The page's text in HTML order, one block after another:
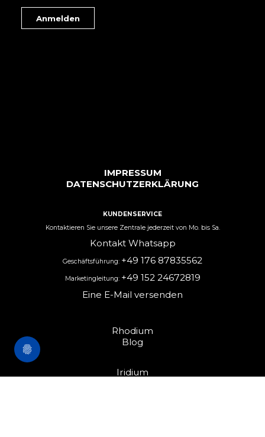
Anmelden
IMPRESSUM
DATENSCHUTZERKLÄRUNG
KUNDENSERVICE
Kontaktieren Sie unsere Zentrale jederzeit von Mo. bis Sa.
Kontakt Whatsapp
Geschäftsführung: +49 176 87835562
Marketingleitung: +49 152 24672819
Eine E-Mail versenden
Rhodium
Blog
Iridium